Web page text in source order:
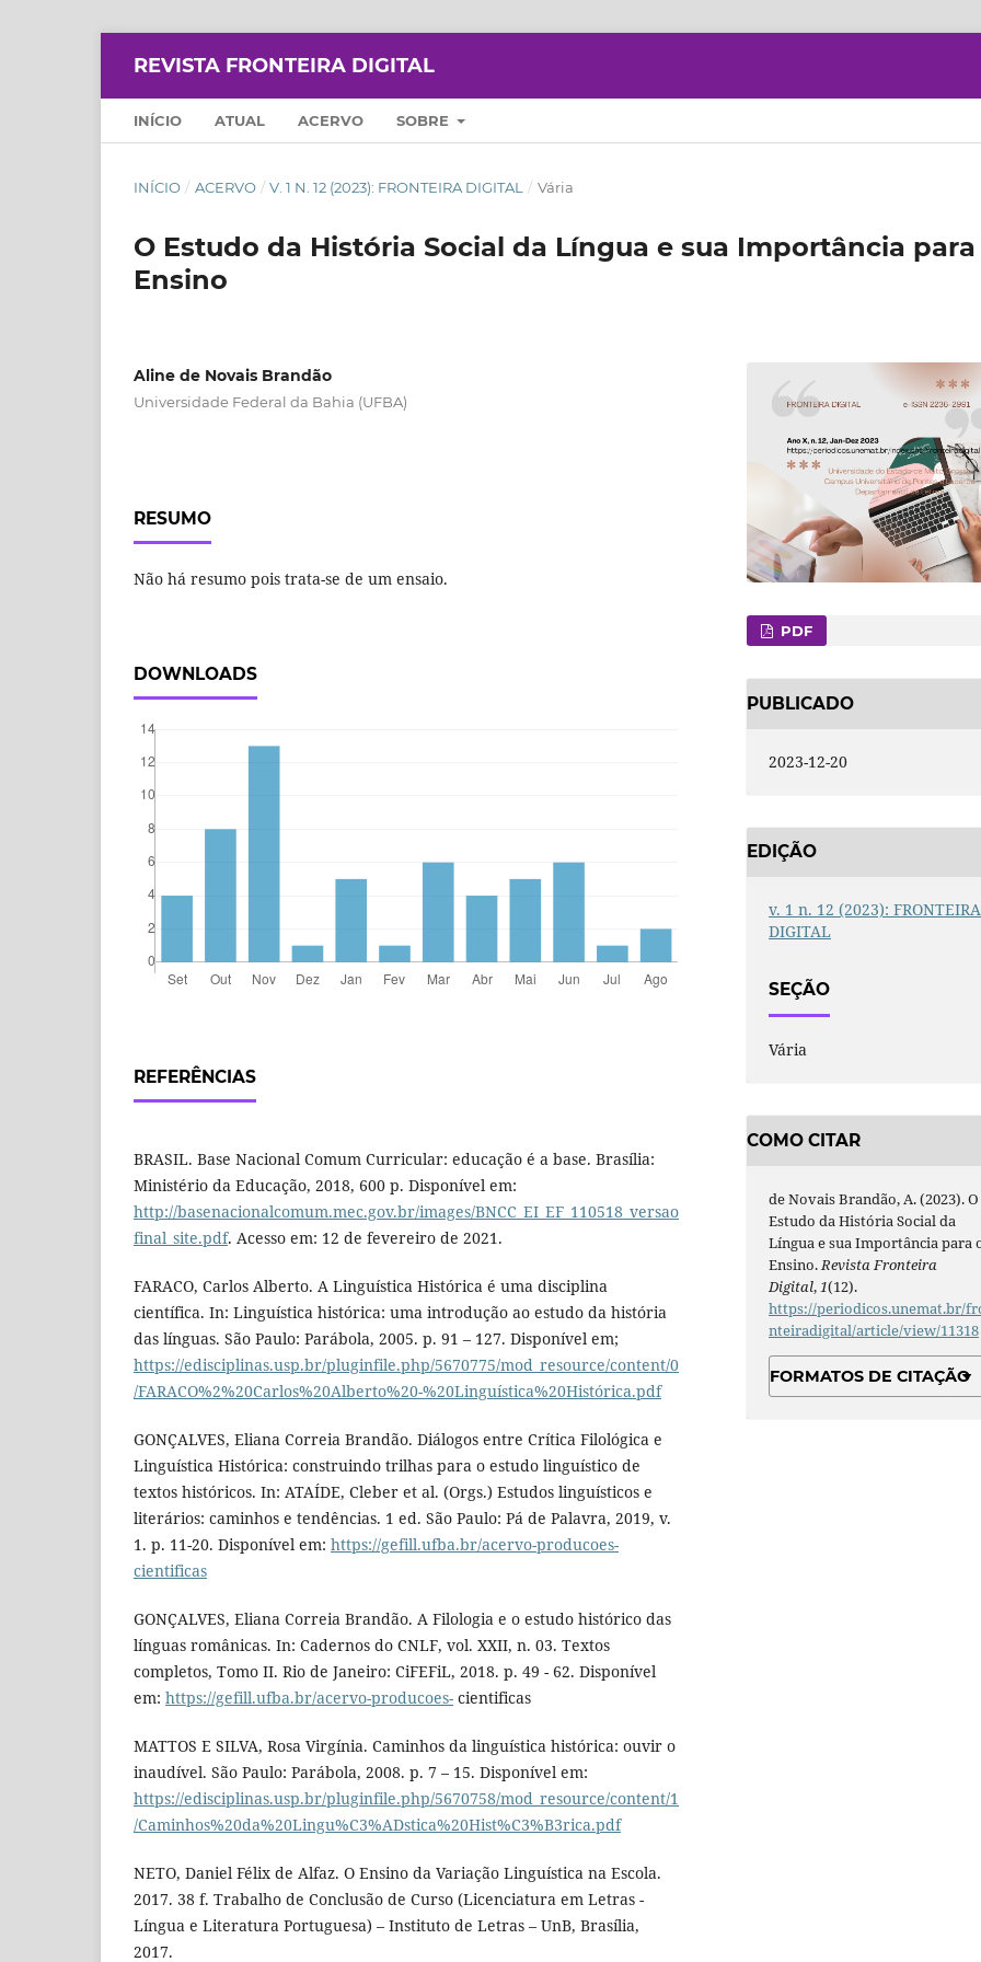
REVISTA FRONTEIRA DIGITAL
INÍCIO ATUAL ACERVO SOBRE
INÍCIO / ACERVO / V. 1 N. 12 (2023): FRONTEIRA DIGITAL / Vária
O Estudo da História Social da Língua e sua Importância
Ensino
Aline de Novais Brandão
Universidade Federal da Bahia (UFBA)
RESUMO
Não há resumo pois trata-se de um ensaio.
DOWNLOADS
REFERÊNCIAS
BRASIL. Base Nacional Comum Curricular: educação é a base. Brasília:
Ministério da Educação, 2018, 600 p. Disponível em:
http://basenacionalcomum.mec.gov.br/images/BNCC_EI_EF_110518_versao
final_site.pdf. Acesso em: 12 de fevereiro de 2021.
FARACO, Carlos Alberto. A Linguística Histórica é uma disciplina
científica. In: Linguística histórica: uma introdução ao estudo da história
das línguas. São Paulo: Parábola, 2005. p. 91 – 127. Disponível em;
https://edisciplinas.usp.br/pluginfile.php/5670775/mod_resource/content/0
/FARACO%2%20Carlos%20Alberto%20-%20Linguística%20Histórica.pdf
GONÇALVES, Eliana Correia Brandão. Diálogos entre Crítica Filológica e
Linguística Histórica: construindo trilhas para o estudo linguístico de
textos históricos. In: ATAÍDE, Cleber et al. (Orgs.) Estudos linguísticos e
literários: caminhos e tendências. 1 ed. São Paulo: Pá de Palavra, 2019, v.
1. p. 11-20. Disponível em: https://gefill.ufba.br/acervo-producoes-
cientificas
GONÇALVES, Eliana Correia Brandão. A Filologia e o estudo histórico das
línguas românicas. In: Cadernos do CNLF, vol. XXII, n. 03. Textos
completos, Tomo II. Rio de Janeiro: CiFEFiL, 2018. p. 49 - 62. Disponível
em: https://gefill.ufba.br/acervo-producoes- cientificas
MATTOS E SILVA, Rosa Virgínia. Caminhos da linguística histórica: ouvir o
inaudível. São Paulo: Parábola, 2008. p. 7 – 15. Disponível em:
https://edisciplinas.usp.br/pluginfile.php/5670758/mod_resource/content/1
/Caminhos%20da%20Lingu%C3%ADstica%20Hist%C3%B3rica.pdf
NETO, Daniel Félix de Alfaz. O Ensino da Variação Linguística na Escola.
2017. 38 f. Trabalho de Conclusão de Curso (Licenciatura em Letras -
Língua e Literatura Portuguesa) – Instituto de Letras – UnB, Brasília,
2017.
PDF
PUBLICADO
2023-12-20
EDIÇÃO
v. 1 n. 12 (2023): FRONTEIRA
DIGITAL
SEÇÃO
Vária
COMO CITAR
de Novais Brandão, A. (2023). O
Estudo da História Social da
Língua e sua Importância para
Ensino.Revista Fronteira
Digital,1(12).
https://periodicos.unemat.br/
nteiradigital/article/view/11318
FORMATOS DE CITAÇÃO